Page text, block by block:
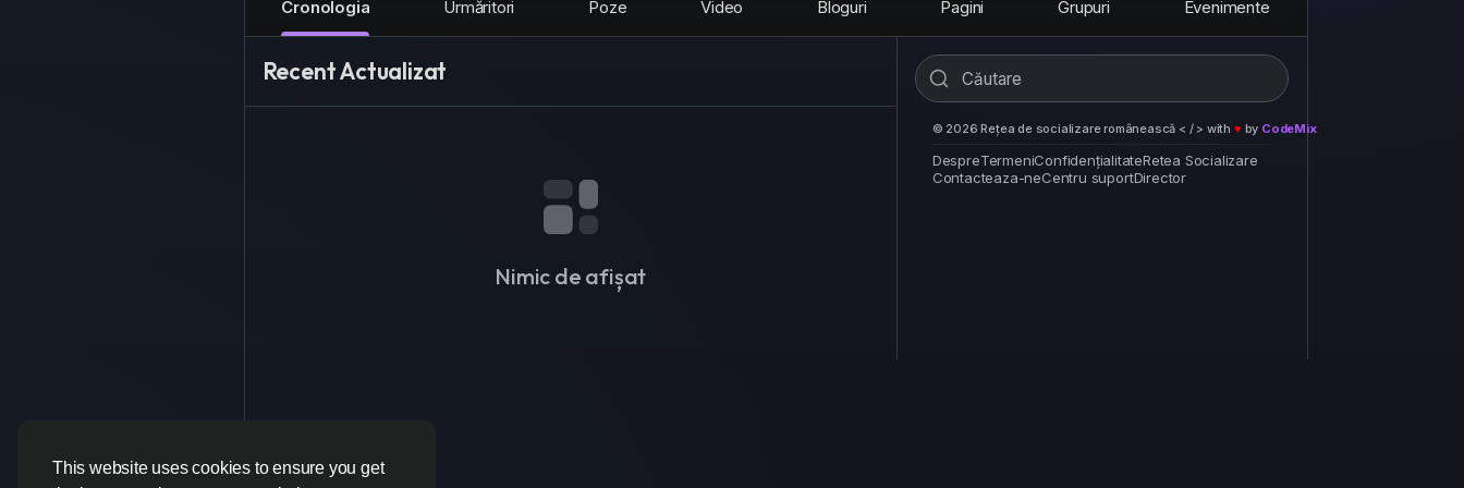
This website uses cookies to ensure you get
Cronologia Urmăritori Poze Video Bloguri Pagini Grupuri Evenimente
© 2026 Rețea de socializare românească < / > with ♥ by CodeMix
DespreTermeniConfidențialitateRetea Socializare
Contacteaza-neCentru suportDirector
Recent Actualizat
Nimic de afișat